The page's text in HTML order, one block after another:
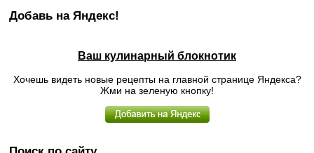
Добавь на Яндекс!
Ваш кулинарный блокнотик
Хочешь видеть новые рецепты на главной странице Яндекса?
Жми на зеленую кнопку!